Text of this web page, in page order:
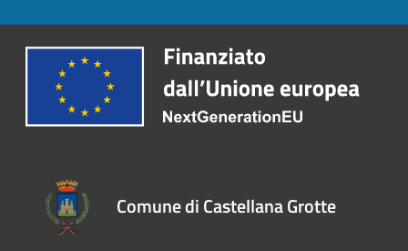
Comune di Castellana Grotte